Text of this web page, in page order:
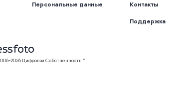
Персональные данные Контакты
Поддержка
2026 Цифровая Собственность ™